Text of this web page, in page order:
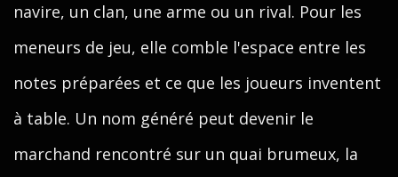
navire, un clan, une arme ou un rival. Pour les
meneurs de jeu, elle comble l'espace entre les
notes préparées et ce que les joueurs inventent
à table. Un nom généré peut devenir le
marchand rencontré sur un quai brumeux, la